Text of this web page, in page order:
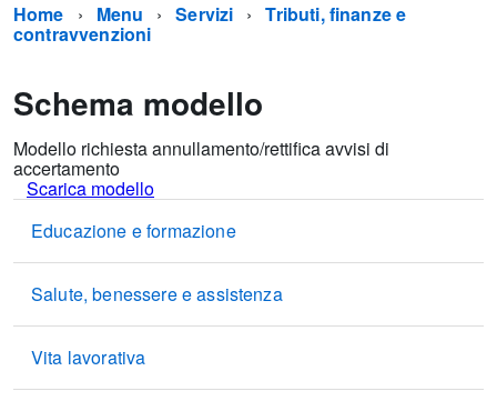
Home Menu Servizi Tributi, finanze e
contravvenzioni
Schema modello
Modello richiesta annullamento/rettifica avvisi di
accertamento
Scarica modello
Educazione e formazione
Salute, benessere e assistenza
Vita lavorativa